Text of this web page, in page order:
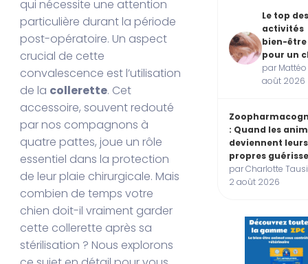
qui nécessite une attention
particulière durant la période
post-opératoire. Un aspect
crucial de cette
convalescence est l’utilisation
de la collerette. Cet
accessoire, souvent redouté
par nos compagnons à
quatre pattes, joue un rôle
essentiel dans la protection
de leur plaie chirurgicale. Mais
combien de temps votre
chien doit-il vraiment garder
cette collerette après sa
stérilisation ? Nous explorons
Le top des
activités
bien-être
pour un
par Mattéo
août 2026
: Quand les
deviennent leurs
propres
par Charlotte
2 août 2026